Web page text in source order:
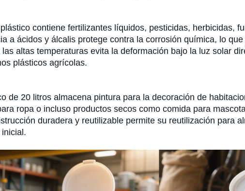
contiene fertilizantes líquidos, pesticidas, herbicidas,
a ácidos y álcalis protege contra la corrosión química, lo
altas temperaturas evita la deformación bajo la luz solar
plásticos agrícolas.
de 20 litros almacena pintura para la decoración de
ropa o incluso productos secos como comida para
duradera y reutilizable permite su reutilización para